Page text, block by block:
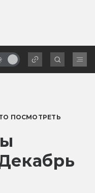
ПОСМОТРЕТЬ